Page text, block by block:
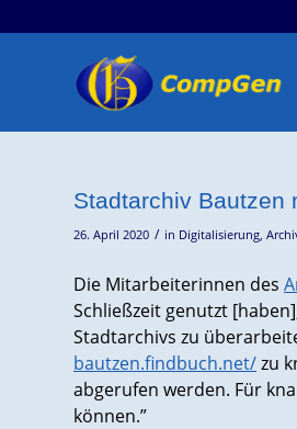
Stadtarchiv Bautzen
26. April 2020 / in Digitalisierung,
Die Mitarbeiterinnen des
Schließzeit genutzt
Stadtarchivs zu
bautzen.findbuch.net/zu
abgerufen werden. Für
können.”